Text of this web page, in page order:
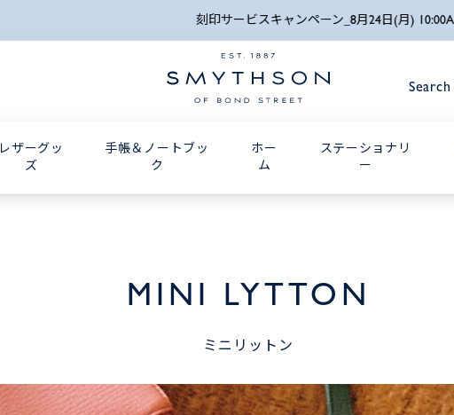
刻印サービスキャンペーン_8月24日(月) 10:00AMまで
Search
レザーグッ
ズ
手帳＆ノートブッ
ク
ホー
ム
ステーショナリ
ー
MINI LYTTON
ミニリットン